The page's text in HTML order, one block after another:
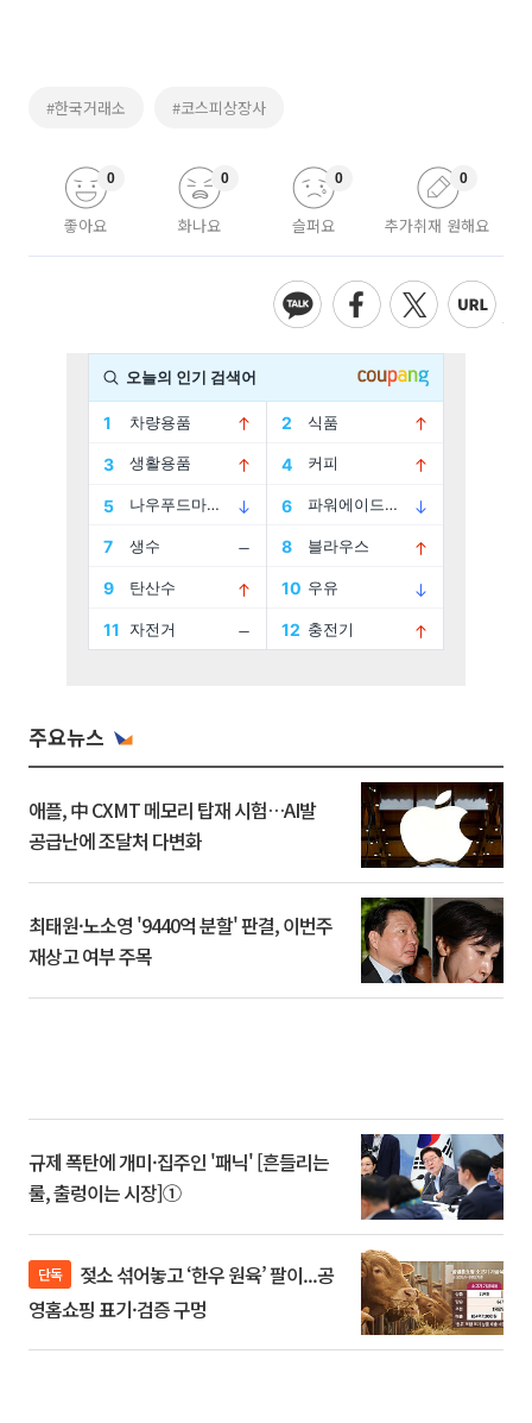
#한국거래소 #코스피상장사
좋아요
0
화나요
0
슬퍼요
0
추가취재 원해요
0
주요뉴스
애플, 中 CXMT 메모리 탑재 시험…AI발
공급난에 조달처 다변화
최태원·노소영 '9440억 분할' 판결, 이번주
재상고 여부 주목
규제 폭탄에 개미·집주인 '패닉' [흔들리는
룰, 출렁이는 시장]①
단독
영홈쇼핑 표기·검증 구멍